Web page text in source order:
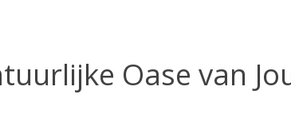
Oase van